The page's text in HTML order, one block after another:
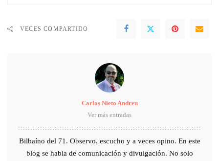
VECES COMPARTIDO
Carlos Nieto Andreu
Ver más entradas
Bilbaíno del 71. Observo, escucho y a veces opino. En este
blog se habla de comunicación y divulgación. No solo